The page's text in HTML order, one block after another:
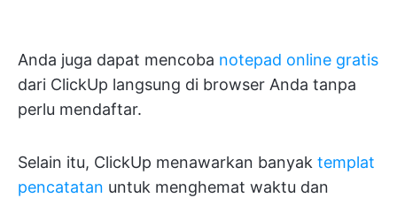
Anda juga dapat mencoba notepad online gratis
dari ClickUp langsung di browser Anda tanpa
perlu mendaftar.
Selain itu, ClickUp menawarkan banyak templat
pencatatan untuk menghemat waktu dan